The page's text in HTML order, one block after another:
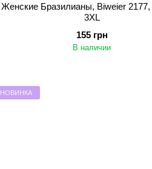
Женские Бразилианы, Biweier
3XL
155 грн
В наличии
НОВИНКА